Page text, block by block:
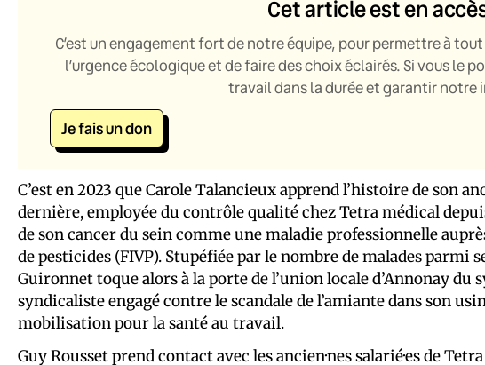
Cet article est en
C’est un engagement fort de notre équipe, pour permettre à
l’urgence écologique et de faire des choix éclairés. Si vous le
travail dans la durée et garantir notre
Je fais un don
C’est en 2023 que Carole Talancieux apprend l’histoire de son
dernière, employée du contrôle qualité chez Tetra médical
de son cancer du sein comme une maladie professionnelle
de pesticides (FIVP). Stupéfiée par le nombre de malades parmi
Guironnet toque alors à la porte de l’union locale d’Annonay du
syndicaliste engagé contre le scandale de l’amiante dans son
mobilisation pour la santé au travail.
Guy Rousset prend contact avec les ancien·nes salarié·es de